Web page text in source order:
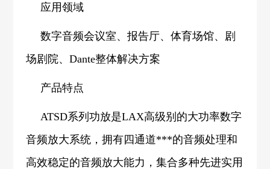
应用领域
数字音频会议室、报告厅、体育场馆、剧
场剧院、Dante整体解决方案
产品特点
ATSD系列功放是LAX高级别的大功率数字
音频放大系统，拥有四通道***的音频处理和
高效稳定的音频放大能力，集合多种先进实用